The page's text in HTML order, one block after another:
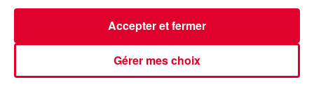
Gérer mes choix
Accepter et fermer